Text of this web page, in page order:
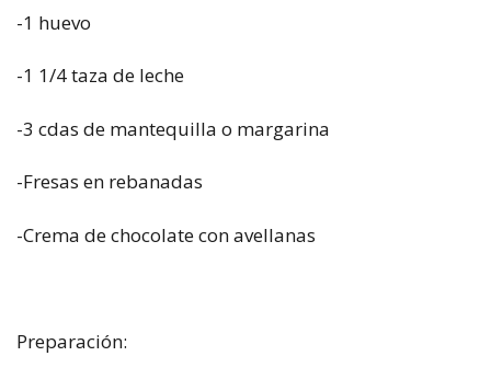
-1 huevo
-1 1/4 taza de leche
-3 cdas de mantequilla o margarina
-Fresas en rebanadas
-Crema de chocolate con avellanas
Preparación: